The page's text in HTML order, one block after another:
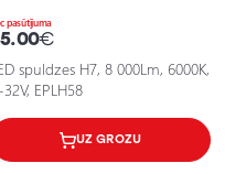
pasūtījuma
€
spuldzes H7, 8 000Lm, 6000K,
EPLH58
UZ GROZU